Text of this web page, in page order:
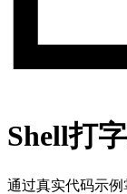
Shell打
通过真实代码示例